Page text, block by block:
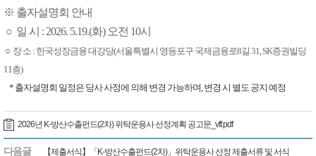
※ 출자설명회 안내
○ 일 시 : 2026. 5.19.(화) 오전 10시
○ 장 소 : ​ 한국성장금융 대강당(서울특별시 영등포구 국제금융로8길 31, SK증권빌딩
11층)
* 출자설명회 일정은 당사 사정에 의해 변경 가능하며, 변경 시 별도 공지 예정
2026년 K-방산수출펀드(2차) 위탁운용사 선정계획 공고문_vff.pdf
다음글 【제출서식】「K-방산수출펀드(2차)」위탁운용사 선정 제출서류 및 서식